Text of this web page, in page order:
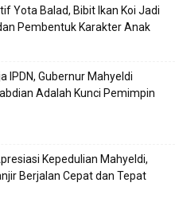
Yota Balad, Bibit Ikan Koi Jadi
Pembentuk Karakter Anak
IPDN, Gubernur Mahyeldi
Adalah Kunci Pemimpin
Kepedulian Mahyeldi,
Berjalan Cepat dan Tepat